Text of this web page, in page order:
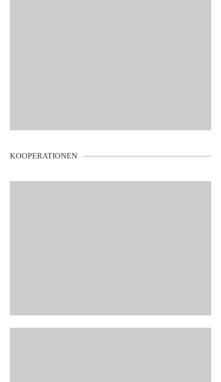
KOOPERATIONEN